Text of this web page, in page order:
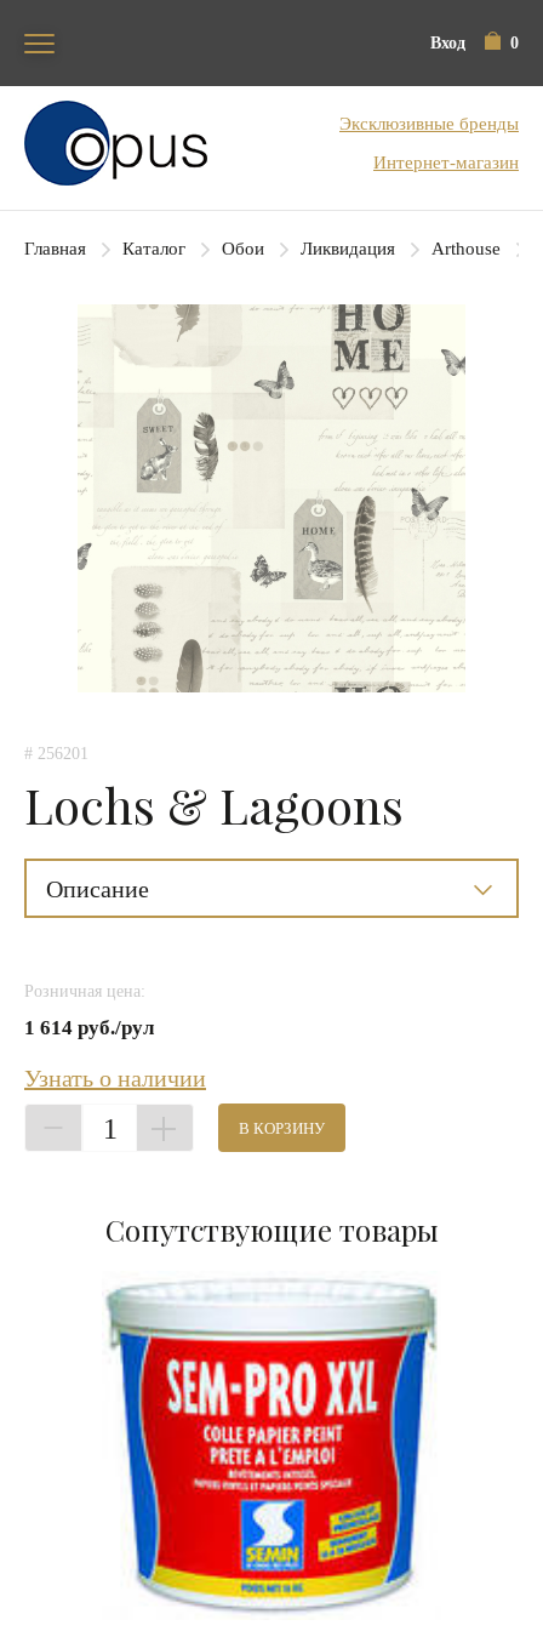
Вход 0
Блок поиска
Эксклюзивные бренды
Интернет-магазин
Главная Каталог Обои Ликвидация Arthouse
# 256201
Lochs & Lagoons
Описание
Розничная цена:
1 614 руб./рул
Узнать о наличии
1 В КОРЗИНУ
Сопутствующие товары